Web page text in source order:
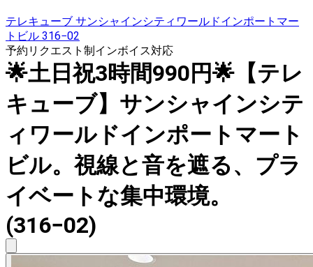
テレキューブ サンシャインシティワールドインポートマー
トビル 316−02
予約リクエスト制インボイス対応
🌟土日祝3時間990円🌟【テレ
キューブ】サンシャインシテ
ィワールドインポートマート
ビル。視線と音を遮る、プラ
イベートな集中環境。
(316−02)